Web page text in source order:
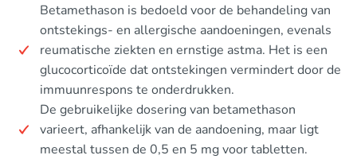
Betamethason is bedoeld voor de behandeling van
ontstekings- en allergische aandoeningen, evenals
reumatische ziekten en ernstige astma. Het is een
glucocorticoïde dat ontstekingen vermindert door de
immuunrespons te onderdrukken.
De gebruikelijke dosering van betamethason
varieert, afhankelijk van de aandoening, maar ligt
meestal tussen de 0,5 en 5 mg voor tabletten.